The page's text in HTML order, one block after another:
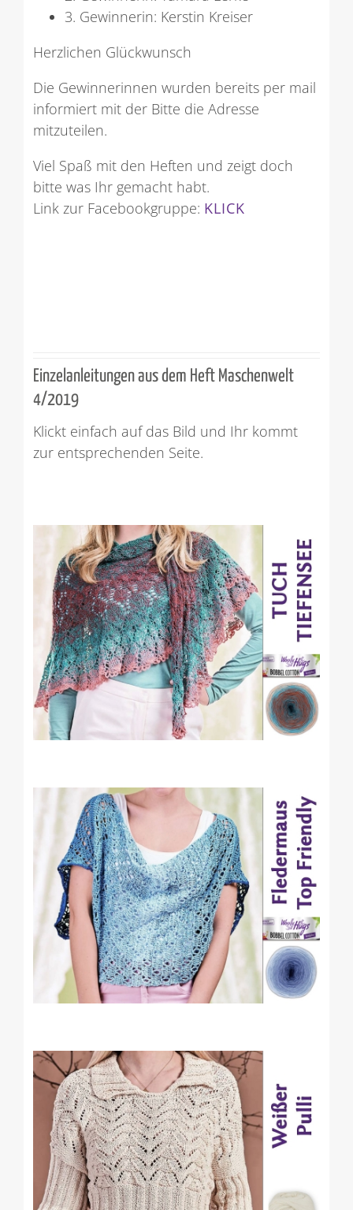
3. Gewinnerin: Kerstin Kreiser
Herzlichen Glückwunsch
Die Gewinnerinnen wurden bereits per mail
informiert mit der Bitte die Adresse
mitzuteilen.
Viel Spaß mit den Heften und zeigt doch
bitte was Ihr gemacht habt.
Link zur Facebookgruppe: KLICK
Einzelanleitungen aus dem Heft Maschenwelt
4/2019
Klickt einfach auf das Bild und Ihr kommt
zur entsprechenden Seite.